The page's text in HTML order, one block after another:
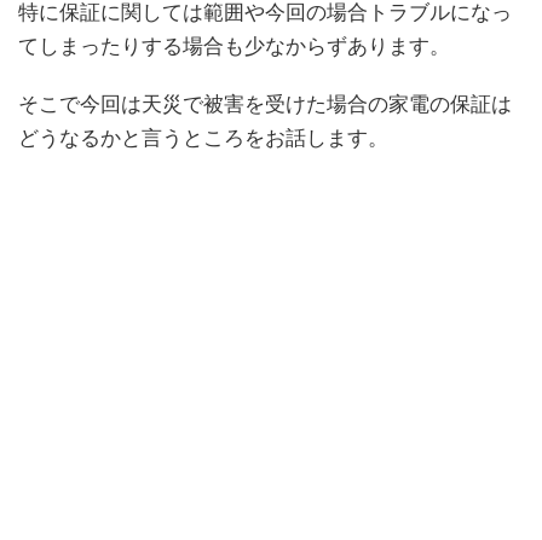
特に保証に関しては範囲や今回の場合トラブルになっ
てしまったりする場合も少なからずあります。
そこで今回は天災で被害を受けた場合の家電の保証は
どうなるかと言うところをお話します。